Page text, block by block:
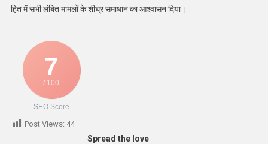
हित में सभी लंबित मामलों के शीघ्र समाधान का आश्वासन दिया।
7
/ 100
SEO Score
Post Views: 44
Spread the love